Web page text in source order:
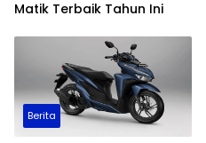
Matik Terbaik Tahun Ini
Berita